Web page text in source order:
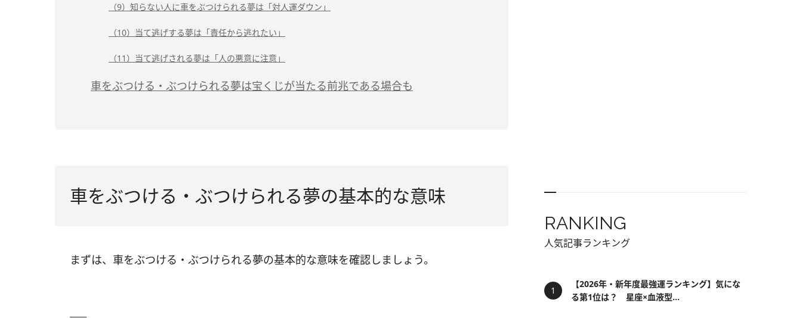
（9）知らない人に車をぶつけられる夢は「対人運ダウン」
（10）当て逃げする夢は「責任から逃れたい」
（11）当て逃げされる夢は「人の悪意に注意」
車をぶつける・ぶつけられる夢は宝くじが当たる前兆である場合も
車をぶつける・ぶつけられる夢の基本的な意味
まずは、車をぶつける・ぶつけられる夢の基本的な意味を確認しましょう。
RANKING
人気記事ランキング
【2026年・新年度最強運ランキング】気にな
る第1位は？ 星座×血液型...